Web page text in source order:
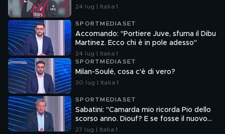
24 lug | Italia 1
SPORTMEDIASET
Accomando: "Portiere Juve, sfuma il Dibu
Martinez. Ecco chi è in pole adesso"
24 lug | Italia 1
SPORTMEDIASET
Milan-Soulé, cosa c'è di vero?
30 lug | Italia 1
SPORTMEDIASET
Sabatini: "Camarda mio ricorda Pio dello
scorso anno. Diouf? E se fosse il nuovo
Dumfries?"
27 lug | Italia 1